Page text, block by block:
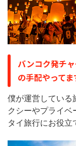
バンコク発チ
の手配やってま
僕が運営している
クシーやプライベ
タイ旅行にお役